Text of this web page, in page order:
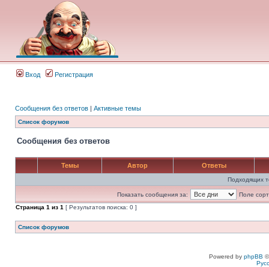
Вход Регистрация
Сообщения без ответов | Активные темы
Список форумов
Сообщения без ответов
Темы Автор Ответы
Подходящих
Показать сообщения за:
Поле
Страница 1 из 1 [ Результатов поиска: 0 ]
Список форумов
Powered by phpBB